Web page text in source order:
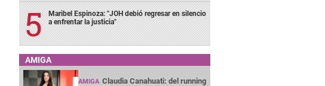
Maribel Espinoza: "JOH debió regresar en silencio
a enfrentar la justicia"
AMIGA
AMIGA Claudia Canahuati: del running